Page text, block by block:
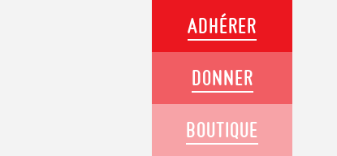
ADHÉRER
DONNER
BOUTIQUE